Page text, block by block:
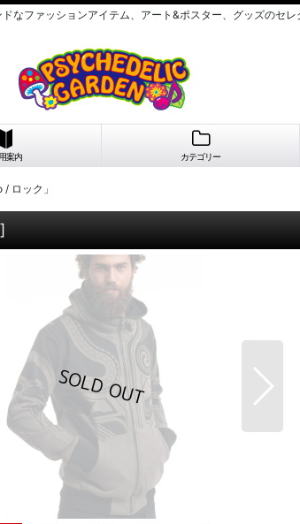
なファッションアイテム、アート&ポスター、グッズのセレ
案内 カテゴリー
ロック」
]